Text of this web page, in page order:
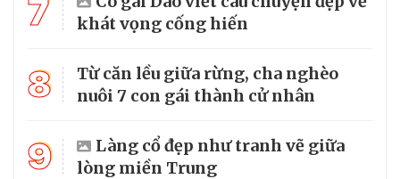
7
khát vọng cống hiến
8
Từ căn lều giữa rừng, cha nghèo
nuôi 7 con gái thành cử nhân
9
Làng cổ đẹp như tranh vẽ giữa
lòng miền Trung